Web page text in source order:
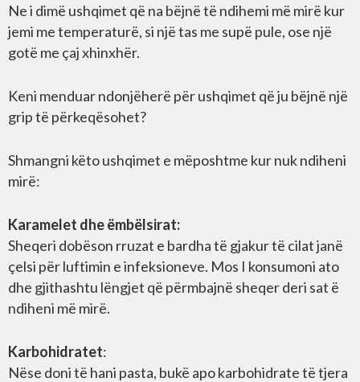
Ne i dimë ushqimet që na bëjnë të ndihemi më mirë kur
jemi me temperaturë, si një tas me supë pule, ose një
gotë me çaj xhinxhër.
Keni menduar ndonjëherë për ushqimet që ju bëjnë një
grip të përkeqësohet?
Shmangni këto ushqimet e mëposhtme kur nuk ndiheni
mirë:
Karamelet dhe ëmbëlsirat:
Sheqeri dobëson rruzat e bardha të gjakur të cilat janë
çelsi për luftimin e infeksioneve. Mos I konsumoni ato
dhe gjithashtu lëngjet që përmbajnë sheqer deri sat ë
ndiheni më mirë.
Karbohidratet:
Nëse doni të hani pasta, bukë apo karbohidrate të tjera